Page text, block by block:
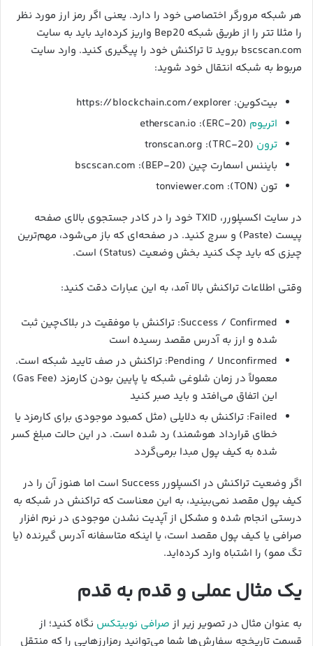
هر شبکه مرورگر اختصاصی خود را دارد. یعنی اگر رمز ارز مورد نظر
را مثلا تتر را از طریق شبکه Bep20 واریز کرده‌اید باید به سایت
bscscan.com بروید تا تراکنش خود را پیگیری کنید. وارد سایت
مربوط به شبکه انتقال خود شوید:
بیت‌کوین: https://blockchain.com/explorer
اتریوم (ERC-20): etherscan.io
ترون (TRC-20): tronscan.org
بایننس اسمارت چین (BEP-20): bscscan.com
تون (TON): tonviewer.com
در سایت اکسپلورر، TXID خود را در کادر جستجوی بالای صفحه
پیست (Paste) و سرچ کنید. در صفحه‌ای که باز می‌شود، مهم‌ترین
چیزی که باید چک کنید بخش وضعیت (Status) است.
وقتی اطلاعات تراکنش بالا آمد، به این عبارات دقت کنید:
Success / Confirmed: تراکنش با موفقیت در بلاک‌چین ثبت
شده و ارز به آدرس مقصد رسیده است
Pending / Unconfirmed: تراکنش در صف تایید شبکه‌ است.
معمولاً در زمان شلوغی شبکه یا پایین بودن کارمزد (Gas Fee)
این اتفاق می‌افتد و باید صبر کنید
Failed: تراکنش به دلایلی (مثل کمبود موجودی برای کارمزد یا
خطای قرارداد هوشمند) رد شده است. در این حالت مبلغ کسر
شده به کیف پول مبدا برمی‌گردد
اگر وضعیت تراکنش در اکسپلورر Success است اما هنوز آن را در
کیف پول مقصد نمی‌بینید، به این معناست که تراکنش در شبکه به
درستی انجام شده و مشکل از آپدیت نشدن موجودی در نرم‌ افزار
صرافی یا کیف پول مقصد است، یا اینکه متاسفانه آدرس گیرنده (یا
تگ ممو) را اشتباه وارد کرده‌اید.
یک مثال عملی و قدم به قدم
به عنوان مثال در تصویر زیر از صرافی نوبیتکس نگاه کنید؛ از
قسمت تاریخچه سفارش‌ها شما می‌توانید رمزارزهایی را که منتقل